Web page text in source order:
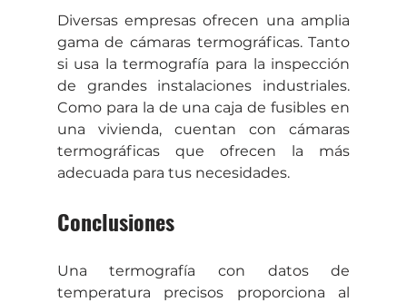
Diversas empresas ofrecen una amplia
gama de cámaras termográficas. Tanto
si usa la termografía para la inspección
de grandes instalaciones industriales.
Como para la de una caja de fusibles en
una vivienda, cuentan con cámaras
termográficas que ofrecen la más
adecuada para tus necesidades.
Conclusiones
Una termografía con datos de
temperatura precisos proporciona al